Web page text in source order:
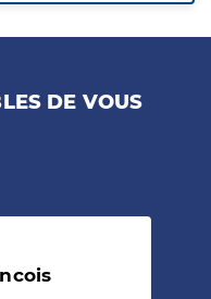
DE VOUS